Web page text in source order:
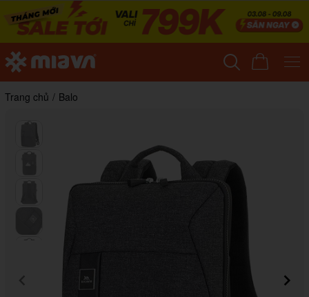
Trang chủ / Balo